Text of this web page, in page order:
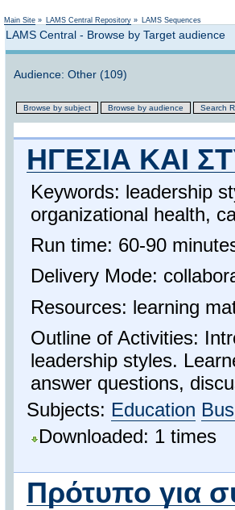
Main Site » LAMS Central Repository » LAMS Sequences
LAMS Central - Browse by Target audience
Audience: Other (109)
Browse by subject Browse by audience Search
ΗΓΕΣΙΑ ΚΑΙ
Keywords: leadership
organizational health,
Run time: 60-90
Delivery Mode:
Resources: learning
Outline of Activities:
leadership styles.
answer questions,
Subjects: Education
Downloaded: 1 times
Πρότυπο για